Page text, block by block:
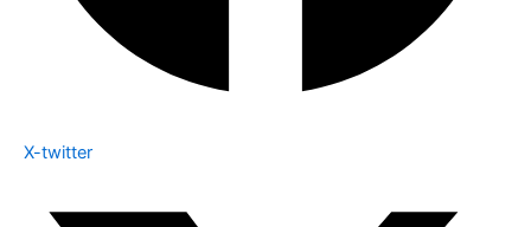
X-twitter